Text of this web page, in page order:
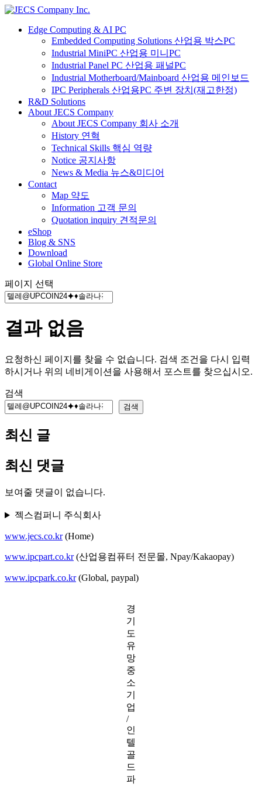
Edge Computing & AI PC
Embedded Computing Solutions 산업용 박스PC
Industrial MiniPC 산업용 미니PC
Industrial Panel PC 산업용 패널PC
Industrial Motherboard/Mainboard 산업용 메인보드
IPC Peripherals 산업용PC 주변 장치(재고한정)
R&D Solutions
About JECS Company
About JECS Company 회사 소개
History 연혁
Technical Skills 핵심 역량
Notice 공지사항
News & Media 뉴스&미디어
Contact
Map 약도
Information 고객 문의
Quotation inquiry 견적문의
eShop
Blog & SNS
Download
Global Online Store
페이지 선택
결과 없음
요청하신 페이지를 찾을 수 없습니다. 검색 조건을 다시 입력
하시거나 위의 네비게이션을 사용해서 포스트를 찾으십시오.
검색
검색
최신 글
최신 댓글
보여줄 댓글이 없습니다.
젝스컴퍼니 주식회사
www.jecs.co.kr(Home)
www.ipcpart.co.kr(산업용컴퓨터 전문몰, Npay/Kakaopay)
www.ipcpark.co.kr(Global, paypal)
경
기
도
유
망
중
소
기
업
/
인
텔
골
드
파